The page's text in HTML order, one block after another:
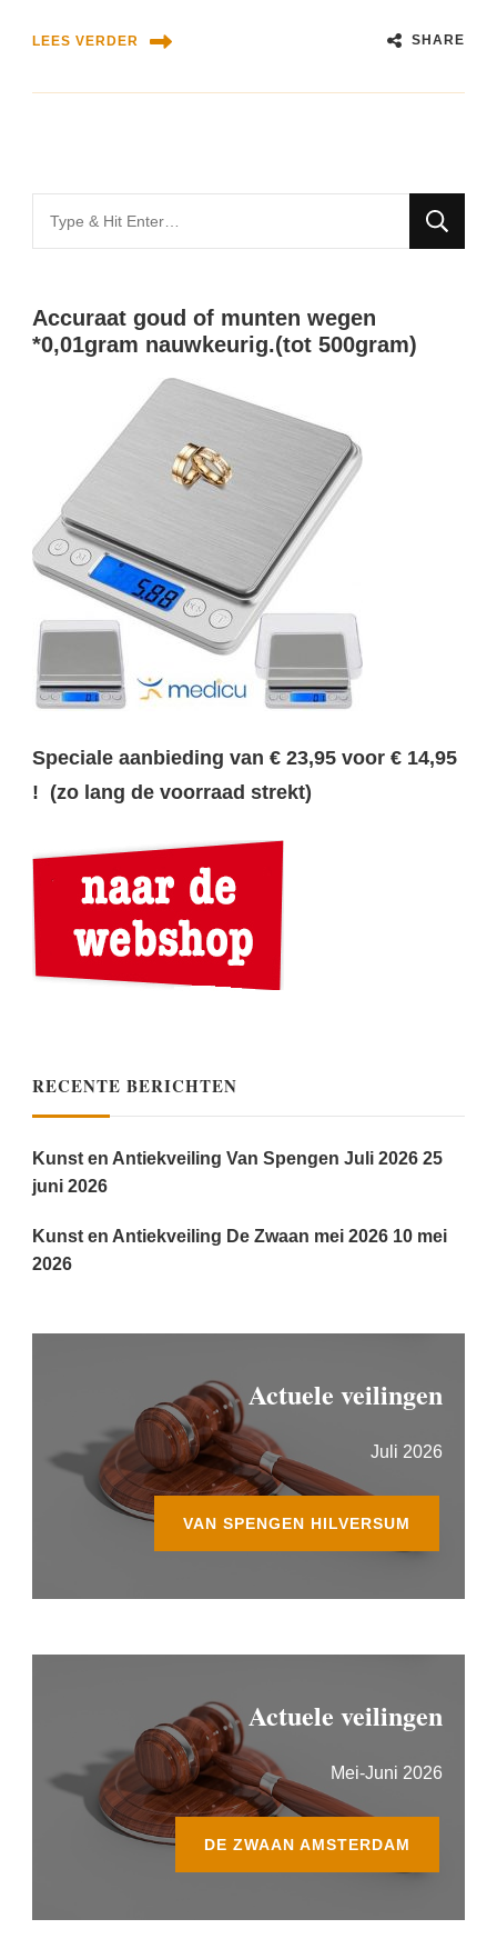
LEES VERDER SHARE
for
Accuraat goud of munten wegen
*0,01gram nauwkeurig.(tot 500gram)
Speciale aanbieding van € 23,95 voor € 14,95
! (zo lang de voorraad strekt)
RECENTE BERICHTEN
Kunst en Antiekveiling Van Spengen Juli 2026 25
juni 2026
Kunst en Antiekveiling De Zwaan mei 2026 10 mei
2026
Actuele veilingen
Juli 2026
VAN SPENGEN HILVERSUM
Actuele veilingen
Mei-Juni 2026
DE ZWAAN AMSTERDAM